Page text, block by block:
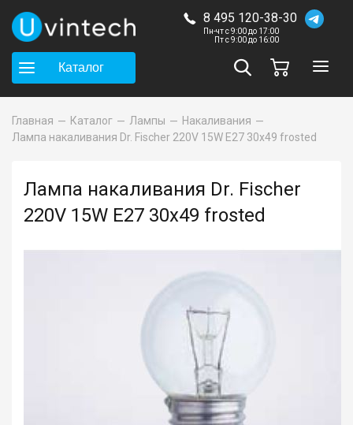
8 495 120-38-30
Пн-чт с 9:00 до 17:00
Пт с 9:00 до 16:00
Каталог
Главная Каталог Лампы
Накаливания
Лампа накаливания Dr. Fischer 220V 15W E27 30x49 frosted
Лампа накаливания Dr. Fischer
220V 15W E27 30x49 frosted